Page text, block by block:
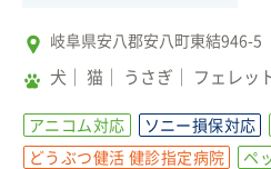
岐阜県安八郡安八町東結946-5
犬 猫 うさぎ フェレッ
アニコム対応 ソニー損保対応
どうぶつ健活 健診指定病院
ペ